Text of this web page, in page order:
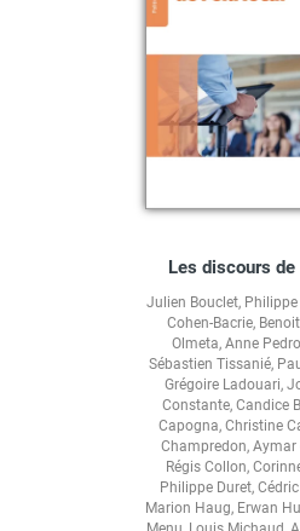
Les discours de
Julien Bouclet,
Cohen-Bacrie,
Olmeta, Anne
Sébastien Tissanié,
Grégoire Ladouari,
Constante, Candice
Capogna, Christine
Champredon, Aymar
Régis Collon,
Philippe Duret,
Marion Haug, Erwan